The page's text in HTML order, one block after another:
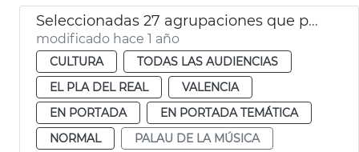
Seleccionadas 27 agrupaciones que participarán en la 137 edició del CIBM
modificado hace 1 año
CULTURA
TODAS LAS AUDIENCIAS
EL PLA DEL REAL
VALENCIA
EN PORTADA
EN PORTADA TEMÁTICA
NORMAL
PALAU DE LA MÚSICA